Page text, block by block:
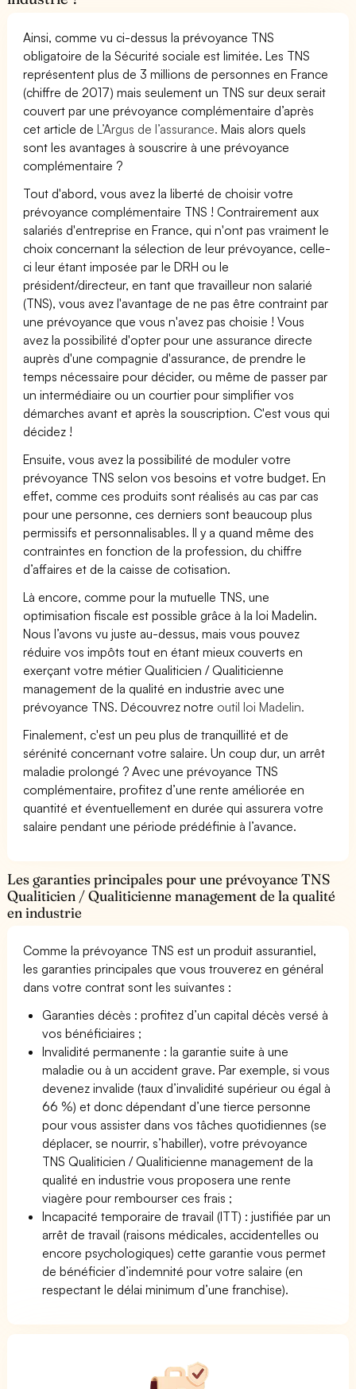
Ainsi, comme vu ci-dessus la prévoyance TNS
obligatoire de la Sécurité sociale est limitée. Les TNS
représentent plus de 3 millions de personnes en France
(chiffre de 2017) mais seulement un TNS sur deux serait
couvert par une prévoyance complémentaire d’après
cet article deL’Argus de l’assurance. Mais alors quels
sont les avantages à souscrire à une prévoyance
complémentaire ?
Tout d'abord, vous avez la liberté de choisir votre
prévoyance complémentaire TNS ! Contrairement aux
salariés d'entreprise en France, qui n'ont pas vraiment le
choix concernant la sélection de leur prévoyance, celle-
ci leur étant imposée par le DRH ou le
président/directeur, en tant que travailleur non salarié
(TNS), vous avez l'avantage de ne pas être contraint par
une prévoyance que vous n'avez pas choisie ! Vous
avez la possibilité d'opter pour une assurance directe
auprès d'une compagnie d'assurance, de prendre le
temps nécessaire pour décider, ou même de passer par
un intermédiaire ou un courtier pour simplifier vos
démarches avant et après la souscription. C'est vous qui
décidez !
Ensuite, vous avez la possibilité de moduler votre
prévoyance TNS selon vos besoins et votre budget. En
effet, comme ces produits sont réalisés au cas par cas
pour une personne, ces derniers sont beaucoup plus
permissifs et personnalisables. Il y a quand même des
contraintes en fonction de la profession, du chiffre
d’affaires et de la caisse de cotisation.
Là encore, comme pour la mutuelle TNS, une
optimisation fiscale est possible grâce à la loi Madelin.
Nous l’avons vu juste au-dessus, mais vous pouvez
réduire vos impôts tout en étant mieux couverts en
exerçant votre métier Qualiticien / Qualiticienne
management de la qualité en industrie avec une
prévoyance TNS. Découvrez notre outil loi Madelin.
Finalement, c'est un peu plus de tranquillité et de
sérénité concernant votre salaire. Un coup dur, un arrêt
maladie prolongé ? Avec une prévoyance TNS
complémentaire, profitez d’une rente améliorée en
quantité et éventuellement en durée qui assurera votre
salaire pendant une période prédéfinie à l’avance.
Les garanties principales pour une prévoyance TNS
Qualiticien / Qualiticienne management de la qualité
en industrie
Comme la prévoyance TNS est un produit assurantiel,
les garanties principales que vous trouverez en général
dans votre contrat sont les suivantes :
Garanties décès : profitez d’un capital décès versé à
vos bénéficiaires ;
Invalidité permanente : la garantie suite à une
maladie ou à un accident grave. Par exemple, si vous
devenez invalide (taux d’invalidité supérieur ou égal à
66 %) et donc dépendant d’une tierce personne
pour vous assister dans vos tâches quotidiennes (se
déplacer, se nourrir, s’habiller), votre prévoyance
TNS Qualiticien / Qualiticienne management de la
qualité en industrie vous proposera une rente
viagère pour rembourser ces frais ;
Incapacité temporaire de travail (ITT) : justifiée par un
arrêt de travail (raisons médicales, accidentelles ou
encore psychologiques) cette garantie vous permet
de bénéficier d’indemnité pour votre salaire (en
respectant le délai minimum d’une franchise).